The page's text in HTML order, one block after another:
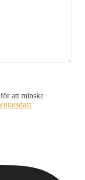
att minska